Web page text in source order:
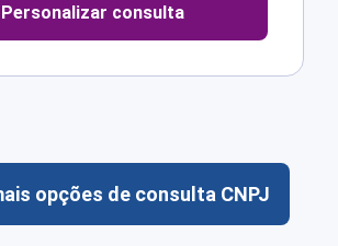
Personalizar consulta
opções de consulta CNPJ